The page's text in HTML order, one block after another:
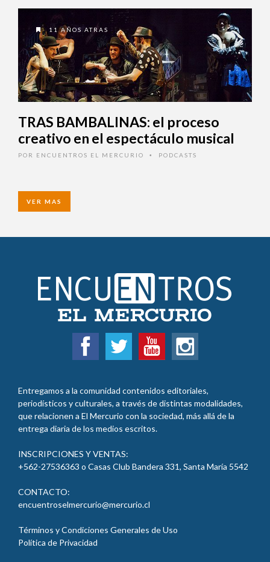
11 AÑOS ATRAS
TRAS BAMBALINAS: el proceso
creativo en el espectáculo musical
POR ENCUENTROS EL MERCURIO • PODCASTS
VER MAS
Entregamos a la comunidad contenidos editoriales,
periodísticos y culturales, a través de distintas modalidades,
que relacionen a El Mercurio con la sociedad, más allá de la
entrega diaria de los medios escritos.
INSCRIPCIONES Y VENTAS:
+562-27536363 o Casas Club Bandera 331, Santa María 5542
CONTACTO:
encuentroselmercurio@mercurio.cl
Términos y Condiciones Generales de Uso
Política de Privacidad